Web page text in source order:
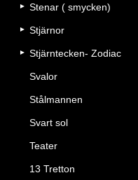
Stenar ( smycken)
Stjärnor
Stjärntecken- Zodiac
Svalor
Stålmannen
Svart sol
Teater
13 Tretton